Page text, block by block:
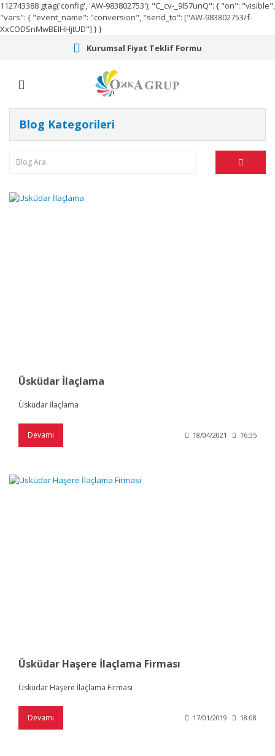
112743388 gtag('config', 'AW-983802753'); "C_cv-_9l57unQ": { "on": "visible",
"vars": { "event_name": "conversion", "send_to": ["AW-983802753/f-
XxCODSnMwBEIHHjtUD"] } }
Kurumsal Fiyat Teklif Formu
Blog Kategorileri
Üsküdar İlaçlama
Üsküdar İlaçlama
Devamı 18/04/2021 16:35
Üsküdar Haşere İlaçlama Firması
Üsküdar Haşere İlaçlama Firması
Devamı 17/01/2019 18:08